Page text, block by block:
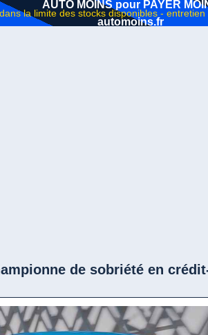
AUTO MOINS pour PAYER
automoins.fr
de sobriété en